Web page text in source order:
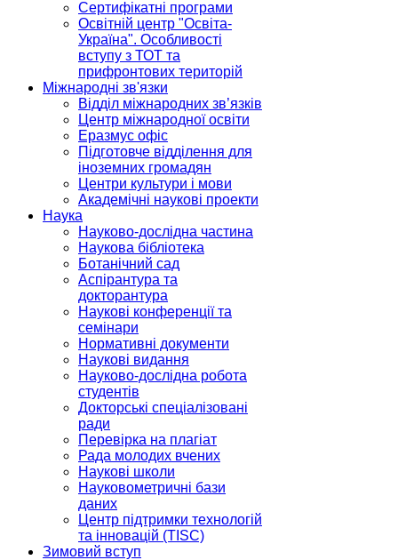
Сертифікатні програми
Освітній центр "Освіта-
Україна". Особливості
вступу з ТОТ та
прифронтових територій
Міжнародні зв'язки
Відділ міжнародних зв’язків
Центр міжнародної освіти
Еразмус офіс
Підготовче відділення для
іноземних громадян
Центри культури і мови
Академічні наукові проекти
Наука
Науково-дослідна частина
Наукова бібліотека
Ботанічний сад
Аспірантура та
докторантура
Наукові конференції та
семінари
Нормативні документи
Наукові видання
Науково-дослідна робота
студентів
Докторські спеціалізовані
ради
Перевірка на плагіат
Рада молодих вчених
Наукові школи
Науковометричні бази
даних
Центр підтримки технологій
та інновацій (TISC)
Зимовий вступ